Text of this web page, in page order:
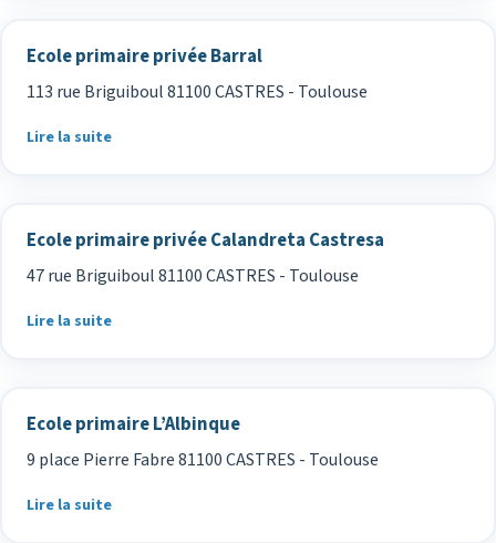
Ecole primaire privée Barral
113 rue Briguiboul 81100 CASTRES - Toulouse
Lire la suite
Ecole primaire privée Calandreta Castresa
47 rue Briguiboul 81100 CASTRES - Toulouse
Lire la suite
Ecole primaire L’Albinque
9 place Pierre Fabre 81100 CASTRES - Toulouse
Lire la suite